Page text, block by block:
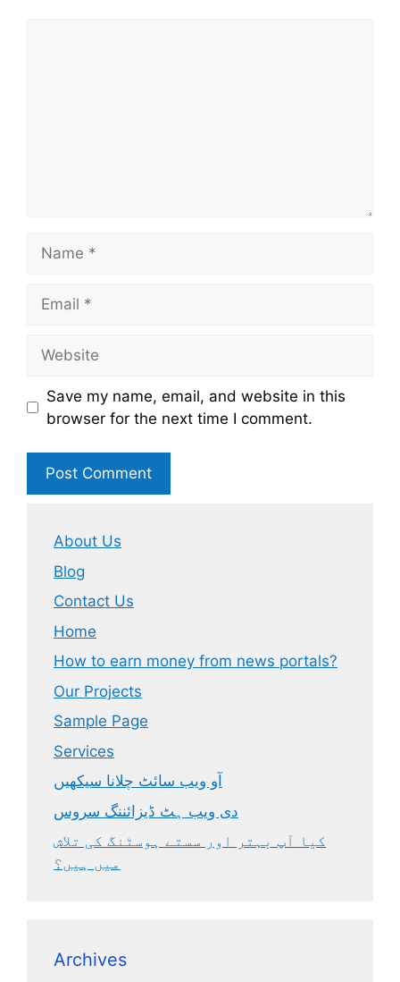
Save my name, email, and website in this
browser for the next time I comment.
About Us
Blog
Contact Us
Home
How to earn money from news portals?
Our Projects
Sample Page
Services
آو ویب سائٹ چلانا سیکھیں
دی ویب ہٹ ڈیزائننگ سروس
کیا آپ بہتر اور سستے ہوسٹنگ کی تلاش
میں ہیں؟
Archives